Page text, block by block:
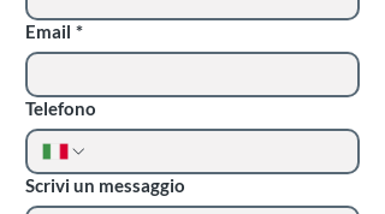
Email *
Telefono
Scrivi un messaggio